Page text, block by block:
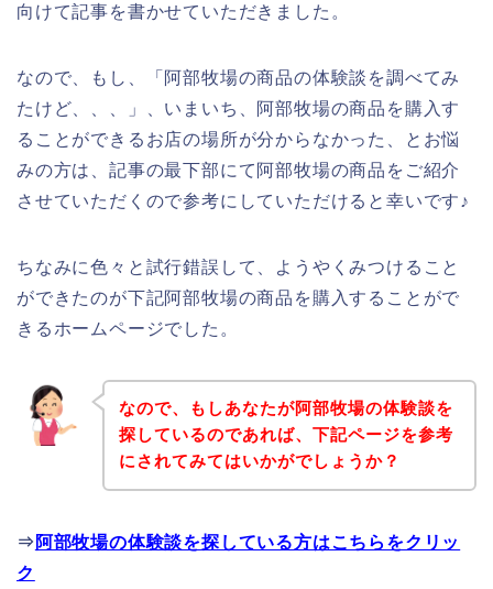
向けて記事を書かせていただきました。
なので、もし、「阿部牧場の商品の体験談を調べてみ
たけど、、、」、いまいち、阿部牧場の商品を購入す
ることができるお店の場所が分からなかった、とお悩
みの方は、記事の最下部にて阿部牧場の商品をご紹介
させていただくので参考にしていただけると幸いです♪
ちなみに色々と試行錯誤して、ようやくみつけること
ができたのが下記阿部牧場の商品を購入することがで
きるホームページでした。
なので、もしあなたが阿部牧場の体験談を
探しているのであれば、下記ページを参考
にされてみてはいかがでしょうか？
⇒ 阿部牧場の体験談を探している方はこちらをクリッ
ク